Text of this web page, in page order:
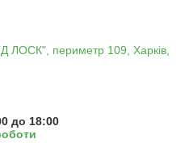
ЛОСК", периметр 109, Харків,
до 18:00